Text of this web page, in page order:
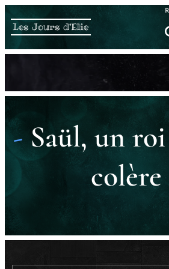
Les Jours d'Elie
- Saül, un roi
colère